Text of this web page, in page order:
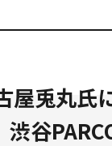
屋兎丸氏
渋谷